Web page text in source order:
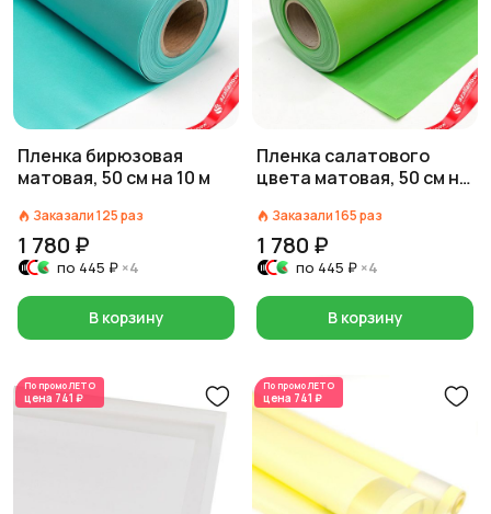
Пленка бирюзовая
матовая, 50 см на 10 м
Заказали125раз
1 780 ₽
по 445 ₽ ×4
В корзину
Пленка салатового
цвета матовая, 50 см на
Заказали165раз
1 780 ₽
по 445 ₽ ×4
В корзину
По промоЛЕТО
цена 741 ₽
По промоЛЕТО
цена 741 ₽